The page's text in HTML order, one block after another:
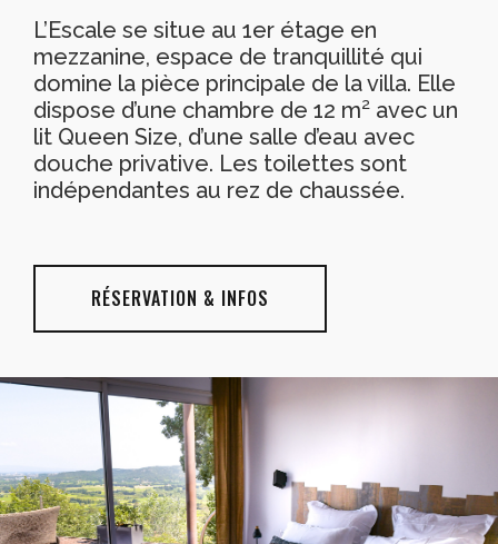
L’Escale se situe au 1er étage en
mezzanine, espace de tranquillité qui
domine la pièce principale de la villa. Elle
dispose d’une chambre de 12 m² avec un
lit Queen Size, d’une salle d’eau avec
douche privative. Les toilettes sont
indépendantes au rez de chaussée.
RÉSERVATION & INFOS